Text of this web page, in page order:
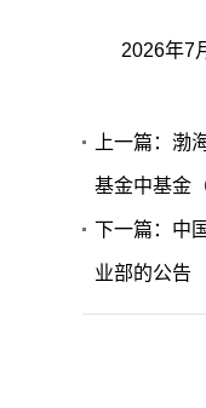
2026年7
上一篇：渤
基金中基金
下一篇：中
业部的公告